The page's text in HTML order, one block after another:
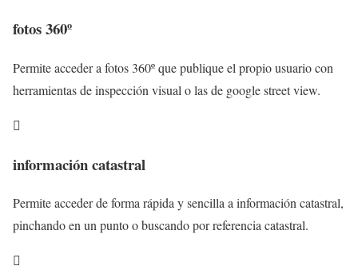
fotos 360º
Permite acceder a fotos 360º que publique el propio usuario con
herramientas de inspección visual o las de google street view.

información catastral
Permite acceder de forma rápida y sencilla a información catastral,
pinchando en un punto o buscando por referencia catastral.
